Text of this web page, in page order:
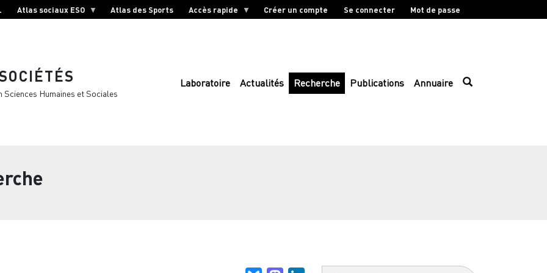
Atlas sociaux ESO Atlas des Sports Accès rapide Créer un compte Se connecter Mot de passe
Humaines et Sociales
Laboratoire Actualités Recherche Publications Annuaire